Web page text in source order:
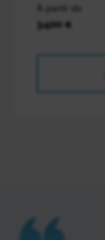
À partir de
3400 €